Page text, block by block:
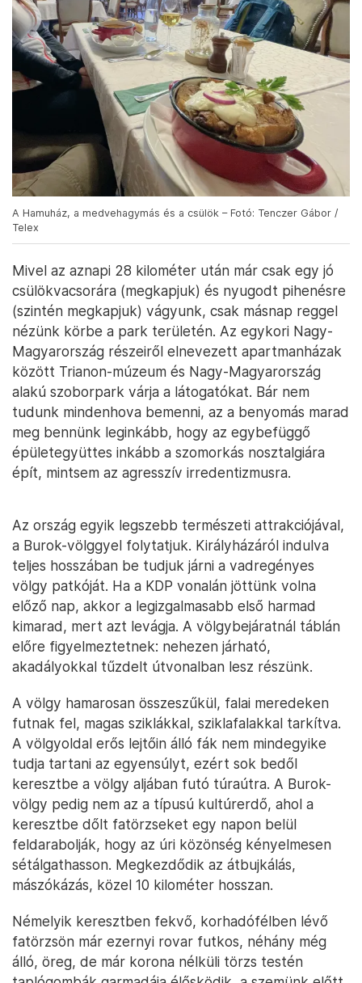
A Hamuház, a medvehagymás és a csülök – Fotó: Tenczer Gábor /
Telex
Mivel az aznapi 28 kilométer után már csak egy jó
csülökvacsorára (megkapjuk) és nyugodt pihenésre
(szintén megkapjuk) vágyunk, csak másnap reggel
nézünk körbe a park területén. Az egykori Nagy-
Magyarország részeiről elnevezett apartmanházak
között Trianon-múzeum és Nagy-Magyarország
alakú szoborpark várja a látogatókat. Bár nem
tudunk mindenhova bemenni, az a benyomás marad
meg bennünk leginkább, hogy az egybefüggő
épületegyüttes inkább a szomorkás nosztalgiára
épít, mintsem az agresszív irredentizmusra.
Az ország egyik legszebb természeti attrakciójával,
a Burok-völggyel folytatjuk. Királyházáról indulva
teljes hosszában be tudjuk járni a vadregényes
völgy patkóját. Ha a KDP vonalán jöttünk volna
előző nap, akkor a legizgalmasabb első harmad
kimarad, mert azt levágja. A völgybejáratnál táblán
előre figyelmeztetnek: nehezen járható,
akadályokkal tűzdelt útvonalban lesz részünk.
A völgy hamarosan összeszűkül, falai meredeken
futnak fel, magas sziklákkal, sziklafalakkal tarkítva.
A völgyoldal erős lejtőin álló fák nem mindegyike
tudja tartani az egyensúlyt, ezért sok bedől
keresztbe a völgy aljában futó túraútra. A Burok-
völgy pedig nem az a típusú kultúrerdő, ahol a
keresztbe dőlt fatörzseket egy napon belül
feldarabolják, hogy az úri közönség kényelmesen
sétálgathasson. Megkezdődik az átbujkálás,
mászókázás, közel 10 kilométer hosszan.
Némelyik keresztben fekvő, korhadófélben lévő
fatörzsön már ezernyi rovar futkos, néhány még
álló, öreg, de már korona nélküli törzs testén